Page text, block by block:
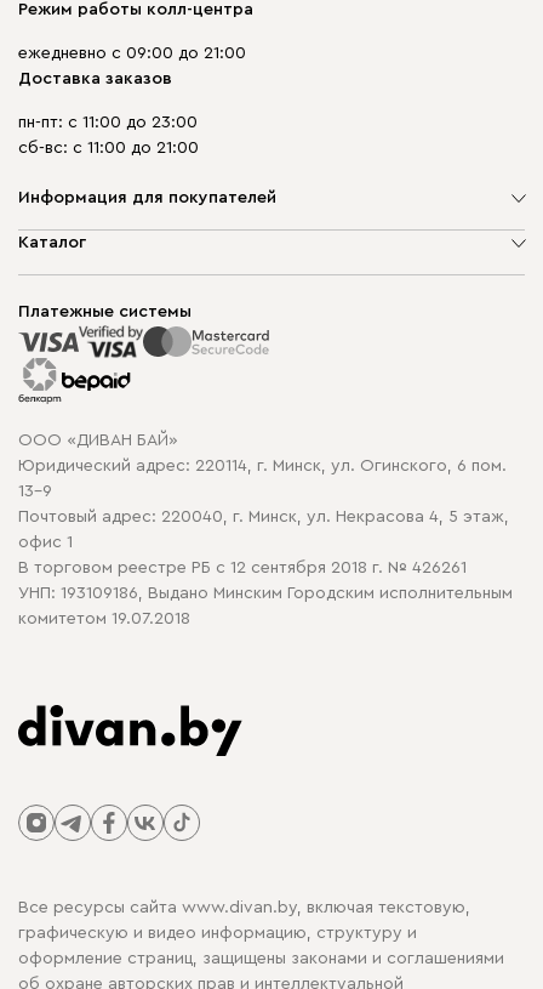
Режим работы колл-центра
ежедневно с 09:00 до 21:00
Доставка заказов
пн-пт: с 11:00 до 23:00
сб-вс: с 11:00 до 21:00
Информация для покупателей
О компании
Способы оплаты
Рассрочка и кредит
Гарантия
Карта сайта
Политика конфиденциальности
Политика в отношении обработки cookie
Каталог
Корпусная мебель
Распродажа мебели
Платежные системы
ООО «ДИВАН БАЙ»
Юридический адрес: 220114, г. Минск, ул. Огинского, 6 пом.
13-9
Почтовый адрес: 220040, г. Минск, ул. Некрасова 4, 5 этаж,
офис 1
В торговом реестре РБ с 12 сентября 2018 г. № 426261
УНП: 193109186, Выдано Минским Городским исполнительным
комитетом 19.07.2018
Все ресурсы сайта www.divan.by, включая текстовую,
графическую и видео информацию, структуру и
оформление страниц, защищены законами и соглашениями
об охране авторских прав и интеллектуальной